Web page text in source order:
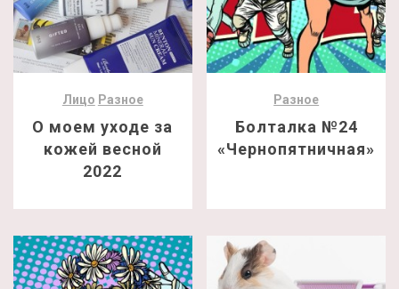
Лицо Разное
О моем уходе за
кожей весной
2022
Разное
Болталка №24
«Чернопятничная»